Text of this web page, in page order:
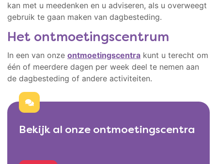
kan met u meedenken en u adviseren, als u overweegt
gebruik te gaan maken van dagbesteding.
Het ontmoetingscentrum
In een van onze ontmoetingscentra kunt u terecht om
één of meerdere dagen per week deel te nemen aan
de dagbesteding of andere activiteiten.
Bekijk al onze ontmoetingscentra